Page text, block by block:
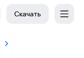
Скачать